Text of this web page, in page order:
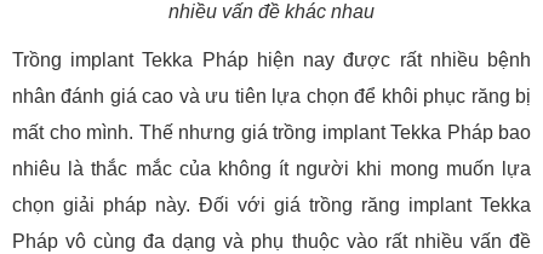
nhiều vấn đề khác nhau
Trồng implant Tekka Pháp hiện nay được rất nhiều bệnh
nhân đánh giá cao và ưu tiên lựa chọn để khôi phục răng bị
mất cho mình. Thế nhưng giá trồng implant Tekka Pháp bao
nhiêu là thắc mắc của không ít người khi mong muốn lựa
chọn giải pháp này. Đối với giá trồng răng implant Tekka
Pháp vô cùng đa dạng và phụ thuộc vào rất nhiều vấn đề